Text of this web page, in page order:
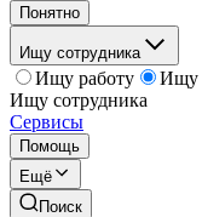
Понятно
Ищу сотрудника
Ищу работу
Ищу
Ищу сотрудника
Сервисы
Помощь
Ещё
Поиск